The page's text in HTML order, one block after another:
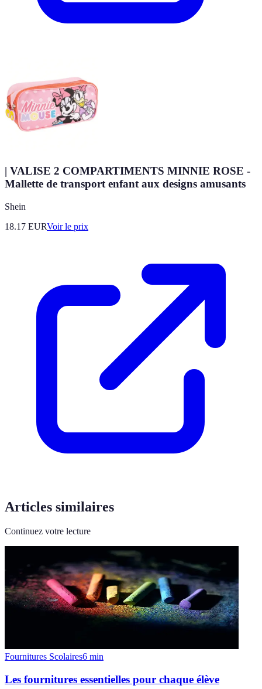
| VALISE 2 COMPARTIMENTS MINNIE ROSE -
Mallette de transport enfant aux designs amusants
Shein
18.17 EURVoir le prix
Articles similaires
Continuez votre lecture
Fournitures Scolaires6 min
Les fournitures essentielles pour chaque élève